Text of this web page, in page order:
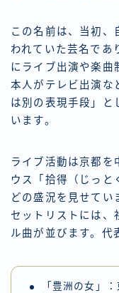
この名前は、当初、
われていた芸名であ
にライブ出演や楽曲
本人がテレビ出演な
は別の表現手段」と
います。
ライブ活動は京都を
ウス「拾得（じっと
どの盛況を見せてい
セットリストには、
ル曲が並びます。代
「豊洲の女」